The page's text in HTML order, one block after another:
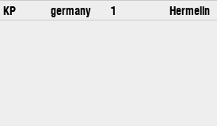
КР
germany 1 Hermelin